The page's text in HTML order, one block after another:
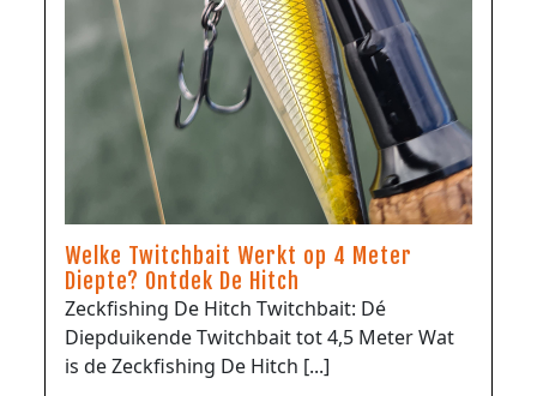
Welke Twitchbait Werkt op 4 Meter
Diepte? Ontdek De Hitch
Zeckfishing De Hitch Twitchbait: Dé
Diepduikende Twitchbait tot 4,5 Meter Wat
is de Zeckfishing De Hitch [...]